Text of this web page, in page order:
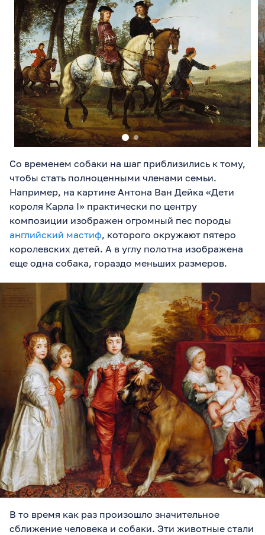
Со временем собаки на шаг приблизились к тому,
чтобы стать полноценными членами семьи.
Например, на картине Антона Ван Дейка «Дети
короля Карла I» практически по центру
композиции изображен огромный пес породы
английский мастиф, которого окружают пятеро
королевских детей. А в углу полотна изображена
еще одна собака, гораздо меньших размеров.
В то время как раз произошло значительное
сближение человека и собаки. Эти животные стали